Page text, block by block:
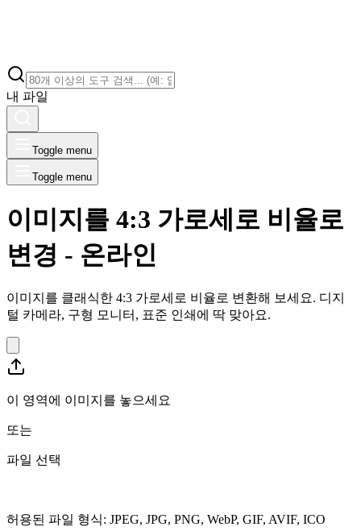
내 파일
Toggle menu
Toggle menu
이미지를 4:3 가로세로 비율로
변경 - 온라인
이미지를 클래식한 4:3 가로세로 비율로 변환해 보세요. 디지
털 카메라, 구형 모니터, 표준 인쇄에 딱 맞아요.
이 영역에 이미지를 놓으세요
또는
파일 선택
허용된 파일 형식: JPEG, JPG, PNG, WebP, GIF, AVIF, ICO